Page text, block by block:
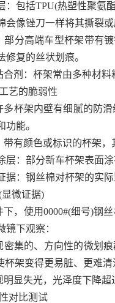
：包括TPU(热塑性聚氨
会像锉刀一样将其撕裂或
部分高端车型杯架带有
修复的丝状划痕。
合剂：杯架常由多种材料
艺的脆弱性
多杯架内壁有细腻的防
能。
带有颜色或标识的杯架，
层：部分新车杯架表面
据：钢丝棉对杯架的实
微证据)
下，使用0000#(细号)钢
镜下观察：
密集的、方向性的微划
杯架变得更易脏、更难清
显失光，光泽度下降超
对比测试